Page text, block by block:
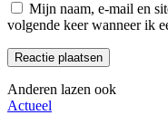
Mijn naam, e-mail en
volgende keer wanneer ik
Anderen lazen ook
Actueel